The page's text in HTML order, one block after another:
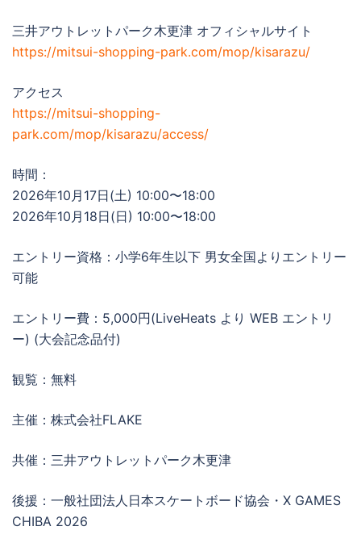
三井アウトレットパーク木更津 オフィシャルサイト
https://mitsui-shopping-park.com/mop/kisarazu/
アクセス
https://mitsui-shopping-
park.com/mop/kisarazu/access/
時間：
2026年10月17日(土) 10:00〜18:00
2026年10月18日(日) 10:00〜18:00
エントリー資格：小学6年生以下 男女全国よりエントリー
可能
エントリー費：5,000円(LiveHeats より WEB エントリ
ー) (大会記念品付)
観覧：無料
主催：株式会社FLAKE
共催：三井アウトレットパーク木更津
後援：一般社団法人日本スケートボード協会・X GAMES
CHIBA 2026